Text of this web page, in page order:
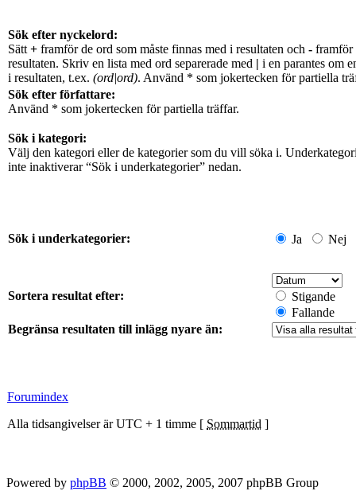
Sök efter nyckelord:
Sätt + framför de ord som måste finnas med i resultaten och - framför
resultaten. Skriv en lista med ord separerade med | i en parantes om
i resultaten, t.ex. (ord|ord). Använd * som jokertecken för partiella
Sök efter författare:
Använd * som jokertecken för partiella träffar.
Sök i kategori:
Välj den kategori eller de kategorier som du vill söka i.
inte inaktiverar “Sök i underkategorier” nedan.
Sök i underkategorier: Ja Nej
Sortera resultat efter:
Stigande
Fallande
Begränsa resultaten till inlägg nyare än:
Forumindex
Alla tidsangivelser är UTC + 1 timme [ Sommartid ]
Powered by phpBB © 2000, 2002, 2005, 2007 phpBB Group